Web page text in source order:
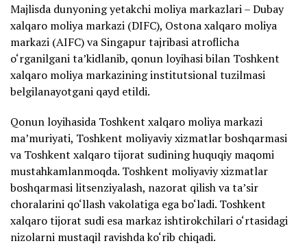
Majlisda dunyoning yetakchi moliya markazlari – Dubay
xalqaro moliya markazi (DIFC), Ostona xalqaro moliya
markazi (AIFC) va Singapur tajribasi atroflicha
o‘rganilgani ta’kidlanib, qonun loyihasi bilan Toshkent
xalqaro moliya markazining institutsional tuzilmasi
belgilanayotgani qayd etildi.
Qonun loyihasida Toshkent xalqaro moliya markazi
ma’muriyati, Toshkent moliyaviy xizmatlar boshqarmasi
va Toshkent xalqaro tijorat sudining huquqiy maqomi
mustahkamlanmoqda. Toshkent moliyaviy xizmatlar
boshqarmasi litsenziyalash, nazorat qilish va ta’sir
choralarini qo‘llash vakolatiga ega bo‘ladi. Toshkent
xalqaro tijorat sudi esa markaz ishtirokchilari o‘rtasidagi
nizolarni mustaqil ravishda ko‘rib chiqadi.